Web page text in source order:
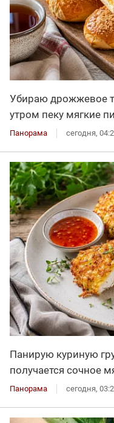
Убираю дрожжевое
утром пеку мягкие
Панорама сегодня,
Панирую куриную
получается сочное
Панорама сегодня,